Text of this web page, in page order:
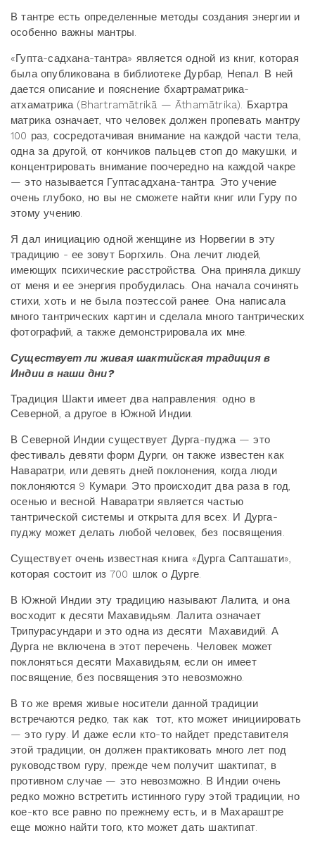
В тантре есть определенные методы создания энергии и
особенно важны мантры.
«Гупта-садхана-тантра» является одной из книг, которая
была опубликована в библиотеке Дурбар, Непал. В ней
дается описание и пояснение бхартраматрика-
атхаматрика (Bhartramātrikā — Āthamātrika). Бхартра
матрика означает, что человек должен пропевать мантру
100 раз, сосредотачивая внимание на каждой части тела,
одна за другой, от кончиков пальцев стоп до макушки, и
концентрировать внимание поочередно на каждой чакре
— это называется Гуптасадхана-тантра. Это учение
очень глубоко, но вы не сможете найти книг или Гуру по
этому учению.
Я дал инициацию одной женщине из Норвегии в эту
традицию - ее зовут Боргхиль. Она лечит людей,
имеющих психические расстройства. Она приняла дикшу
от меня и ее энергия пробудилась. Она начала сочинять
стихи, хоть и не была поэтессой ранее. Она написала
много тантрических картин и сделала много тантрических
фотографий, а также демонстрировала их мне.
Существует ли живая шактийская традиция в
Индии в наши дни?
Традиция Шакти имеет два направления: одно в
Северной, а другое в Южной Индии.
В Северной Индии существует Дурга-пуджа — это
фестиваль девяти форм Дурги, он также известен как
Наваратри, или девять дней поклонения, когда люди
поклоняются 9 Кумари. Это происходит два раза в год,
осенью и весной. Наваратри является частью
тантрической системы и открыта для всех. И Дурга-
пуджу может делать любой человек, без посвящения.
Существует очень известная книга «Дурга Сапташати»,
которая состоит из 700 шлок о Дурге.
В Южной Индии эту традицию называют Лалита, и она
восходит к десяти Махавидьям. Лалита означает
Трипурасундари и это одна из десяти Махавидий. А
Дурга не включена в этот перечень. Человек может
поклоняться десяти Махавидьям, если он имеет
посвящение, без посвящения это невозможно.
В то же время живые носители данной традиции
встречаются редко, так как тот, кто может инициировать
— это гуру. И даже если кто-то найдет представителя
этой традиции, он должен практиковать много лет под
руководством гуру, прежде чем получит шактипат, в
противном случае — это невозможно. В Индии очень
редко можно встретить истинного гуру этой традиции, но
кое-кто все равно по прежнему есть, и в Махараштре
еще можно найти того, кто может дать шактипат.